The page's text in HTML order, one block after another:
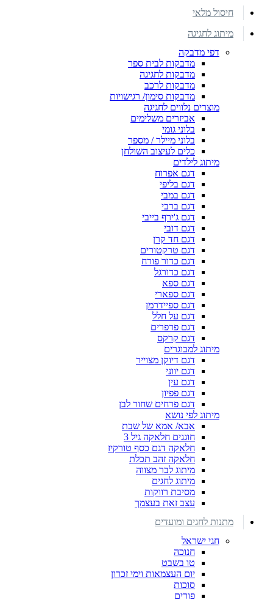
חיסול מלאי
מיתוג לחגיגה
דפי מדבקה
מדבקות לבית ספר
מדבקות לחגיגה
מדבקות לרכב
מדבקות סימון/ רגישויות
מוצרים נלווים לחגיגה
אביזרים משלימים
בלוני גומי
בלוני מיילר / מספר
כלים לעיצוב השולחן
מיתוג לילדים
דגם אפרוח
דגם בליפי
דגם במבי
דגם ברבי
דגם ג'ירף בייבי
דגם דובי
דגם חד קרן
דגם טרקטורים
דגם כדור פורח
דגם כדורגל
דגם ספא
דגם ספארי
דגם ספיידרמן
דגם על חלל
דגם פרפרים
דגם קרקס
מיתוג למבוגרים
דגם דיוקן מצוייר
דגם יווני
דגם עין
דגם פפיון
דגם פרחים שחור לבן
מיתוג לפי נושא
אבא/ אמא של שבת
חוגגים חלאקה גיל 3
חלאקה דגם כסף טורקיז
חלאקה זהב תכלת
מיתוג לבר מצווה
מיתוג לחגים
מסיבת רווקות
עצב זאת בעצמך
מתנות לחגים ומועדים
חגי ישראל
חנוכה
טו בשבט
יום העצמאות וימי זכרון
סוכות
פורים